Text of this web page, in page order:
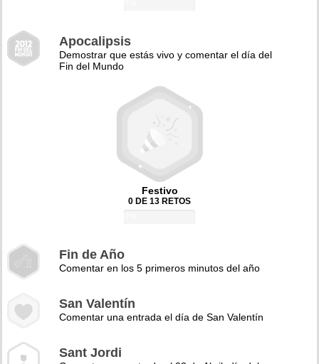
Apocalipsis
Demostrar que estás vivo y comentar el día del
Fin del Mundo
Festivo
0 DE 13 RETOS
Fin de Año
Comentar en los 5 primeros minutos del año
San Valentín
Comentar una entrada el día de San Valentín
Sant Jordi